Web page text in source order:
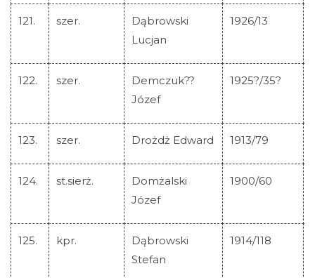
121. szer.
Dąbrowski
Lucjan
1926/13
122. szer.
Demczuk??
Józef
1925?/35?
123. szer. Drożdż Edward 1913/79
124. st.sierż.
Domżalski
Józef
1900/60
125. kpr.
Dąbrowski
Stefan
1914/118